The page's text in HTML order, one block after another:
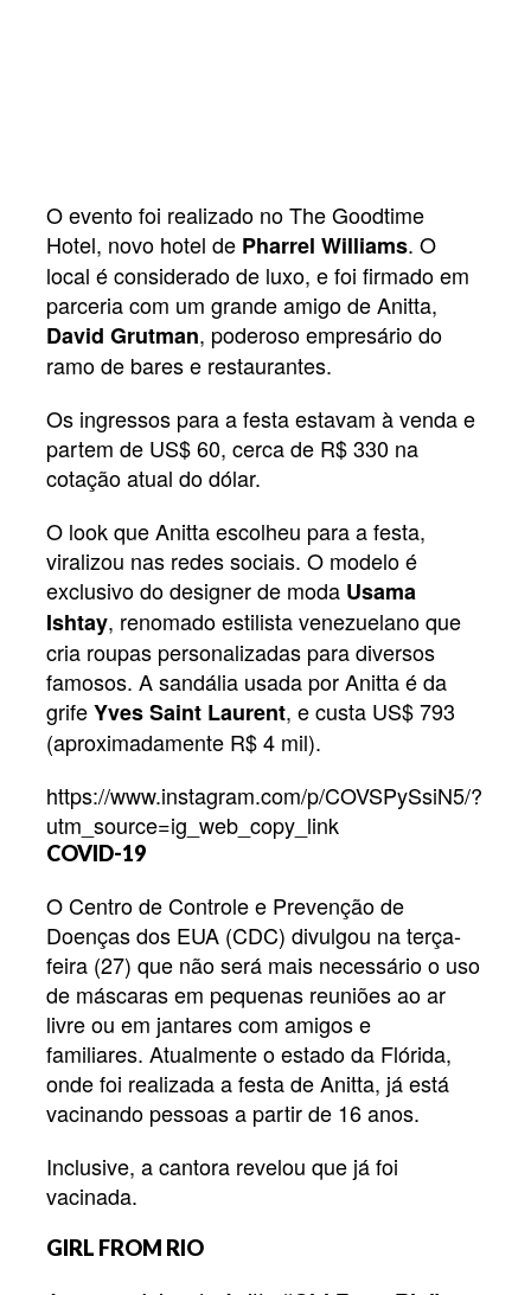
O evento foi realizado no The Goodtime
Hotel, novo hotel de Pharrel Williams. O
local é considerado de luxo, e foi firmado em
parceria com um grande amigo de Anitta,
David Grutman, poderoso empresário do
ramo de bares e restaurantes.
Os ingressos para a festa estavam à venda e
partem de US$ 60, cerca de R$ 330 na
cotação atual do dólar.
O look que Anitta escolheu para a festa,
viralizou nas redes sociais. O modelo é
exclusivo do designer de moda Usama
Ishtay, renomado estilista venezuelano que
cria roupas personalizadas para diversos
famosos. A sandália usada por Anitta é da
grifeYves Saint Laurent, e custa US$ 793
(aproximadamente R$ 4 mil).
https://www.instagram.com/p/COVSPySsiN5/?
utm_source=ig_web_copy_link
COVID-19
O Centro de Controle e Prevenção de
Doenças dos EUA (CDC) divulgou na terça-
feira (27) que não será mais necessário o uso
de máscaras em pequenas reuniões ao ar
livre ou em jantares com amigos e
familiares. Atualmente o estado da Flórida,
onde foi realizada a festa de Anitta, já está
vacinando pessoas a partir de 16 anos.
Inclusive, a cantora revelou que já foi
vacinada.
GIRL FROM RIO